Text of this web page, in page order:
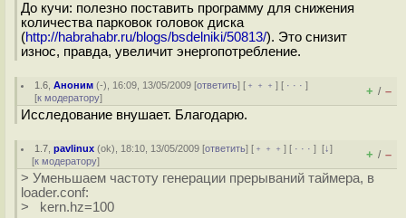
До кучи: полезно поставить программу для снижения
количества парковок головок диска
(http://habrahabr.ru/blogs/bsdelniki/50813/). Это снизит
износ, правда, увеличит энергопотребление.
1.6 ,Аноним (-), 16:09, 13/05/2009 [ответить] [ ﹢﹢﹢] [ · · ·]
[к модератору] + / –
Исследование внушает. Благодарю.
1.7 ,pavlinux (ok), 18:10, 13/05/2009 [ответить] [ ﹢﹢﹢] [ · · ·][↓]
[к модератору] + / –
> Уменьшаем частоту генерации прерываний таймера, в
loader.conf:
> kern.hz=100